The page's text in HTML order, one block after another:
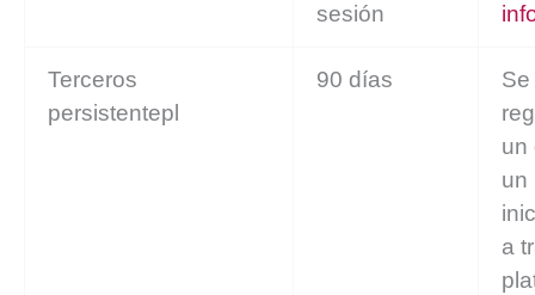
sesión
Terceros
persistentepl
90 días
un
un
a